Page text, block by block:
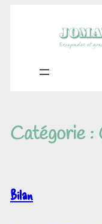
Catégorie :
Bilan